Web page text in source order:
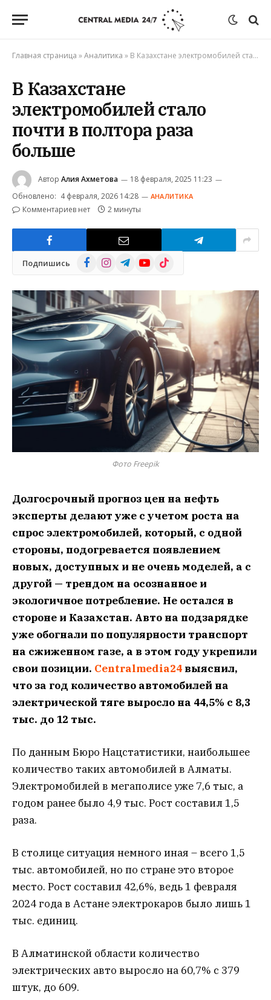
Главная страница »Аналитика » В Казахстане электромобилей стало почти в полтора раза больше
В Казахстане
электромобилей стало
почти в полтора раза
больше
Автор Алия Ахметова
18 февраля, 2025 11:23
Обновлено: 4 февраля, 2026 14:28 АНАЛИТИКА
Комментариев нет 2 минуты
Подпишись FacebookInstagramTelegramYouTube
TikTok
Фото Freepik
Долгосрочный прогноз цен на нефть
эксперты делают уже с учетом роста на
спрос электромобилей, который, с одной
стороны, подогревается появлением
новых, доступных и не очень моделей, а с
другой — трендом на осознанное и
экологичное потребление. Не остался в
стороне и Казахстан. Авто на подзарядке
уже обогнали по популярности транспорт
на сжиженном газе, а в этом году укрепили
свои позиции. Centralmedia24 выяснил,
что за год количество автомобилей на
электрической тяге выросло на 44,5% с 8,3
тыс. до 12 тыс.
По данным Бюро Нацстатистики, наибольшее
количество таких автомобилей в Алматы.
Электромобилей в мегаполисе уже 7,6 тыс, а
годом ранее было 4,9 тыс. Рост составил 1,5
раза.
В столице ситуация немного иная – всего 1,5
тыс. автомобилей, но по стране это второе
место. Рост составил 42,6%, ведь 1 февраля
2024 года в Астане электрокаров было лишь 1
тыс. единиц.
В Алматинской области количество
электрических авто выросло на 60,7% с 379
штук, до 609.